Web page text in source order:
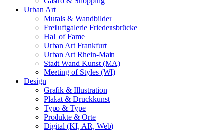
Urban Art
Murals & Wandbilder
Freiluftgalerie Friedensbrücke
Hall of Fame
Urban Art Frankfurt
Urban Art Rhein-Main
Stadt Wand Kunst (MA)
Meeting of Styles (WI)
Design
Grafik & Illustration
Plakat & Druckkunst
Typo & Type
Produkte & Orte
Digital (KI, AR, Web)